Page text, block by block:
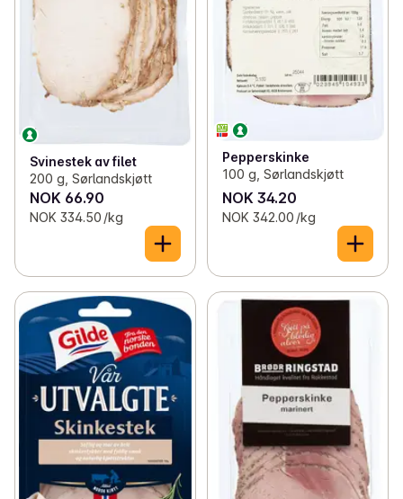
Svinestek av filet
200 g, Sørlandskjøtt
NOK 66.90
NOK 334.50 /kg
Pepperskinke
100 g, Sørlandskjøtt
NOK 34.20
NOK 342.00 /kg